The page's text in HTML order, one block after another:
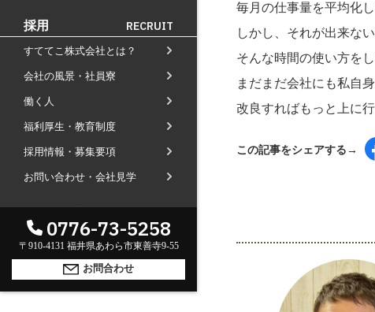
受賞歴
物流センター建設
社長ブログ
採用 RECRUIT
すててこ株式会社とは？ AIで見るすててこ
受賞で見るすててこ
数字で見るすててこ
会社の風景・社員寮 会社内の風景
成長寮（社員寮）
働く人 斉藤 達也
中本 凛
福利厚生・教育制度
教育制度
採用情報・募集要項 新卒採用
お問い合わせ・会社見学
English
Corporate philosophy
中文
0776-73-5258
〒910-4131 福井県あわら市東善寺9-55
お問合わせ
毎月の仕事量を平均化
しかし、それが出来な
そんな時間の使い方をし
まだまだ会社にも私自
改良すればもっと上に
この記事をシェアする→